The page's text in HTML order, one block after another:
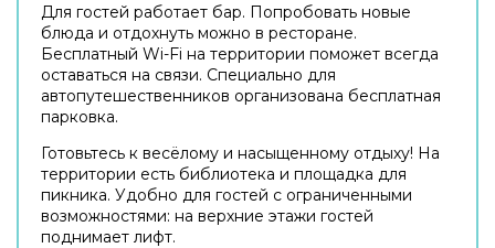
Для гостей работает бар. Попробовать новые
блюда и отдохнуть можно в ресторане.
Бесплатный Wi-Fi на территории поможет всегда
оставаться на связи. Специально для
автопутешественников организована бесплатная
парковка.
Готовьтесь к весёлому и насыщенному отдыху! На
территории есть библиотека и площадка для
пикника. Удобно для гостей с ограниченными
возможностями: на верхние этажи гостей
поднимает лифт.